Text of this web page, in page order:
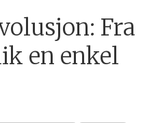
Fra
en enkel